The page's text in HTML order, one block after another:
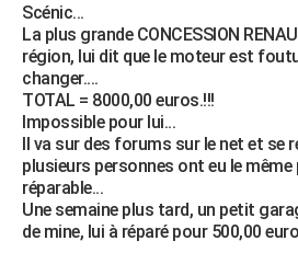
Scénic...
La plus grande CONCESSION
région, lui dit que le moteur est
changer....
TOTAL = 8000,00 euros.!!!
Impossible pour lui...
Il va sur des forums sur le net et se
plusieurs personnes ont eu le
réparable...
Une semaine plus tard, un petit
de mine, lui à réparé pour 500,00